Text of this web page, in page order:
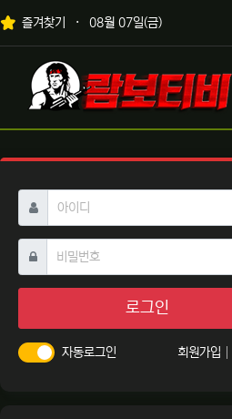
상단 네비
즐겨찾기 08월 07일(금)
메인 메뉴
로고
아이디 필수
비밀번호필수
로그인
자동로그인 회원가입